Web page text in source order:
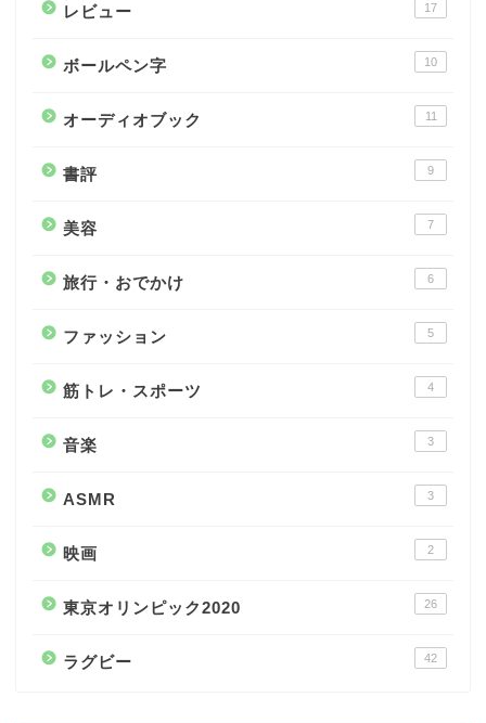
レビュー 17
ボールペン字 10
オーディオブック 11
書評 9
美容 7
旅行・おでかけ 6
ファッション 5
筋トレ・スポーツ 4
音楽 3
ASMR 3
映画 2
東京オリンピック2020 26
ラグビー 42